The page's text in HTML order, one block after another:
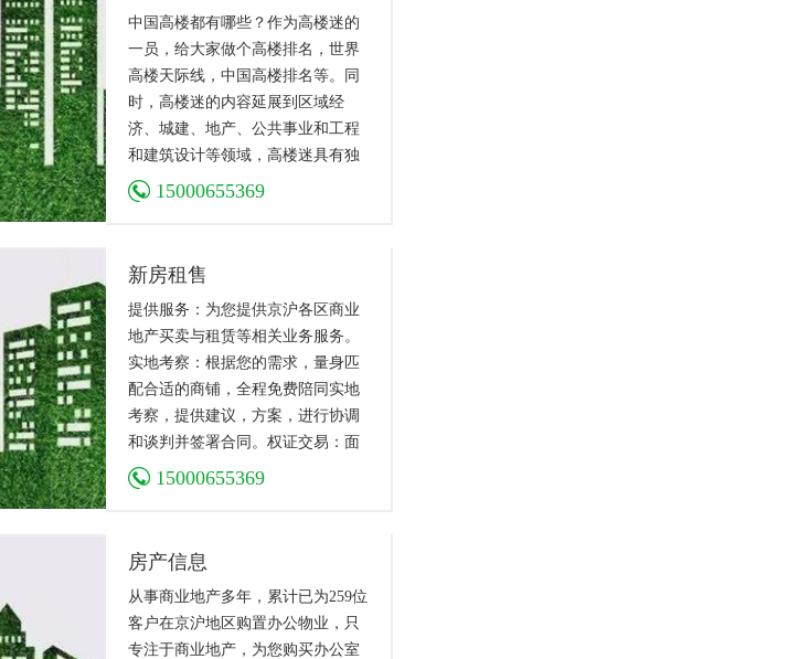
中国高楼都有哪些？作为高楼迷的
一员，给大家做个高楼排名，世界
高楼天际线，中国高楼排名等。同
时，高楼迷的内容延展到区域经
济、城建、地产、公共事业和工程
和建筑设计等领域，高楼迷具有独
特价值。
15000655369
新房租售
提供服务：为您提供京沪各区商业
地产买卖与租赁等相关业务服务。
实地考察：根据您的需求，量身匹
配合适的商铺，全程免费陪同实地
考察，提供建议，方案，进行协调
和谈判并签署合同。权证交易：面
对复杂权属转移登记、贷款评估、
记等事项及应客户要求提供资金监
管在内全方位服务。
15000655369
房产信息
从事商业地产多年，累计已为259位
客户在京沪地区购置办公物业，只
专注于商业地产，为您购买办公室